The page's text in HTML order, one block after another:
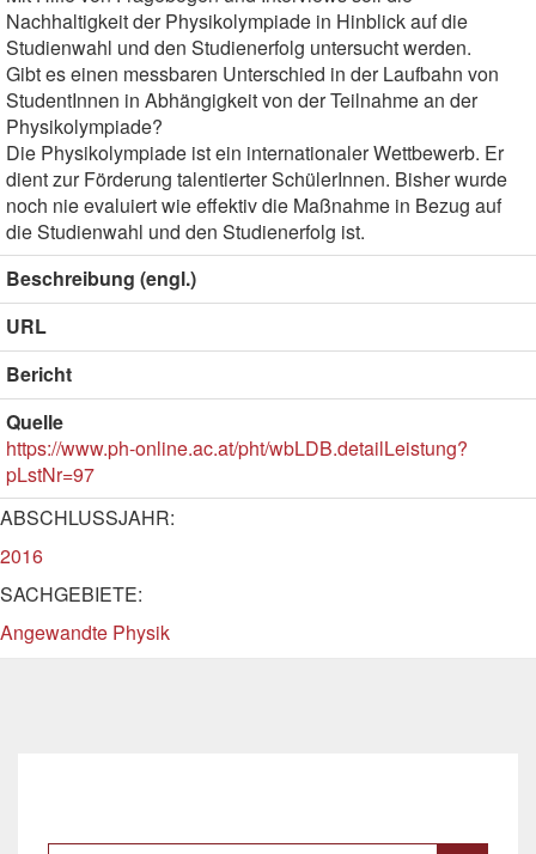
Nachhaltigkeit der Physikolympiade in Hinblick auf die
Studienwahl und den Studienerfolg untersucht werden.
Gibt es einen messbaren Unterschied in der Laufbahn von
StudentInnen in Abhängigkeit von der Teilnahme an der
Physikolympiade?
Die Physikolympiade ist ein internationaler Wettbewerb. Er
dient zur Förderung talentierter SchülerInnen. Bisher wurde
noch nie evaluiert wie effektiv die Maßnahme in Bezug auf
die Studienwahl und den Studienerfolg ist.
Beschreibung (engl.)
URL
Bericht
Quelle
https://www.ph-online.ac.at/pht/wbLDB.detailLeistung?
pLstNr=97
ABSCHLUSSJAHR:
2016
SACHGEBIETE:
Angewandte Physik